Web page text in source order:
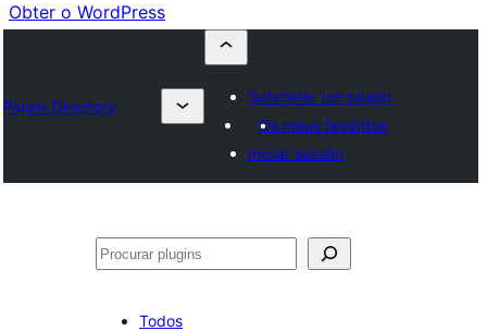
Obter o WordPress
Plugin Directory
Submeter um plugin
Os meus favoritos
Iniciar sessão
Pesquisar
Todos